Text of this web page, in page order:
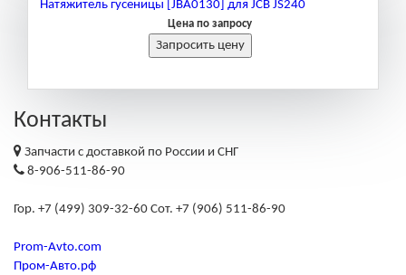
Натяжитель гусеницы [JBA0130] для JCB JS240
Цена по запросу
Контакты
Запчасти с доставкой по России и СНГ
8-906-511-86-90
Гор. +7 (499) 309-32-60 Сот. +7 (906) 511-86-90
Prom-Avto.com
Пром-Авто.рф